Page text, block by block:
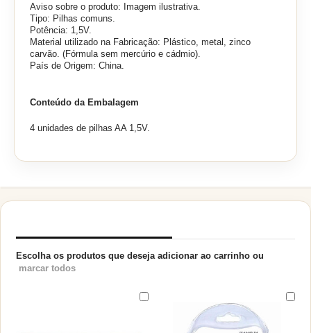
Aviso sobre o produto: Imagem ilustrativa.
Tipo: Pilhas comuns.
Potência: 1,5V.
Material utilizado na Fabricação: Plástico, metal, zinco
carvão. (Fórmula sem mercúrio e cádmio).
País de Origem: China.
Conteúdo da Embalagem
4 unidades de pilhas AA 1,5V.
Escolha os produtos que deseja adicionar ao carrinho ou
marcar todos